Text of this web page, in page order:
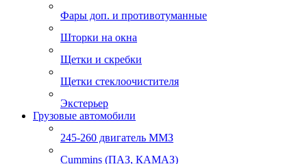
Фары доп. и противотуманные
Шторки на окна
Щетки и скребки
Щетки стеклоочистителя
Экстерьер
Грузовые автомобили
245-260 двигатель ММЗ
Cummins (ПАЗ, КАМАЗ)